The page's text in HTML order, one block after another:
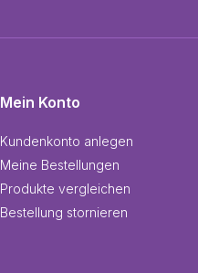
Mein Konto
Kundenkonto anlegen
Meine Bestellungen
Produkte vergleichen
Bestellung stornieren